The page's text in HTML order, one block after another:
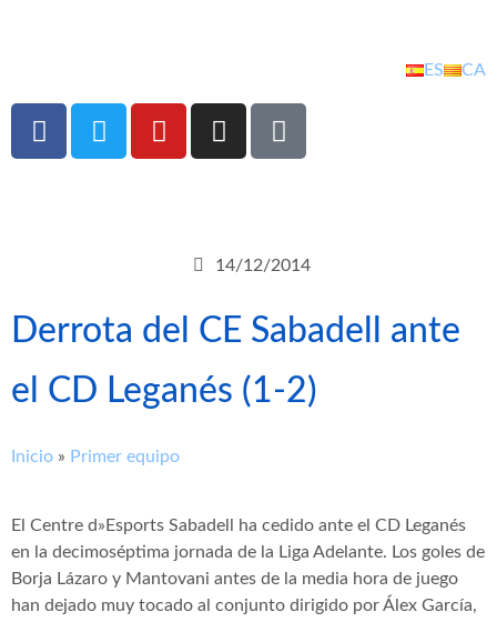
ES CA
14/12/2014
Derrota del CE Sabadell ante
el CD Leganés (1-2)
Inicio » Primer equipo
El Centre d»Esports Sabadell ha cedido ante el CD Leganés
en la decimoséptima jornada de la Liga Adelante. Los goles de
Borja Lázaro y Mantovani antes de la media hora de juego
han dejado muy tocado al conjunto dirigido por Álex García,